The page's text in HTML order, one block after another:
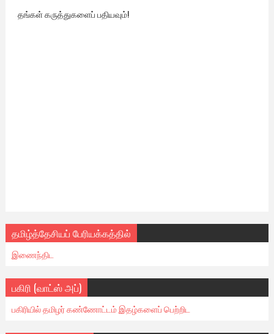
தங்கள் கருத்துகளைப் பதியவும்!
தமிழ்த்தேசியப் பேரியக்கத்தில்
இணைந்திட
பகிரி (வாட்ஸ் அப்)
பகிரியில் தமிழர் கண்ணோட்டம் இதழ்களைப் பெற்றிட